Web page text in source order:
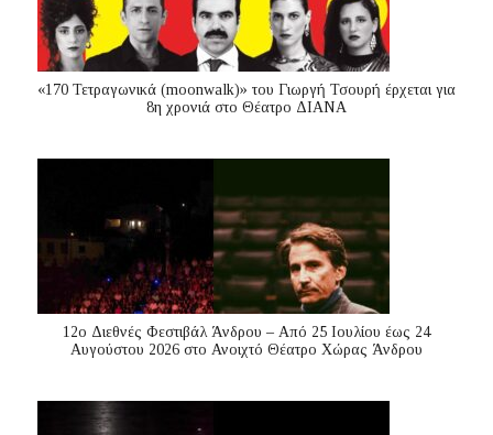
«170 Τετραγωνικά (moonwalk)» του Γιωργή Τσουρή έρχεται για
8η χρονιά στο Θέατρο ΔΙΑΝΑ
12ο Διεθνές Φεστιβάλ Άνδρου – Από 25 Ιουλίου έως 24
Αυγούστου 2026 στο Ανοιχτό Θέατρο Χώρας Άνδρου